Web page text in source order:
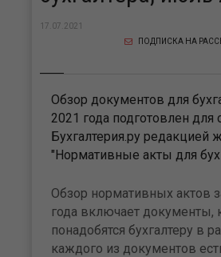
17.07.2021
ПОДПИСКА НА
Обзор документов для
2021 года подготовлен для
Бухгалтерия.ру редакцией
"Нормативные акты для
Обзор нормативных актов
года включает документы,
понадобятся бухгалтеру в
каждого из документов